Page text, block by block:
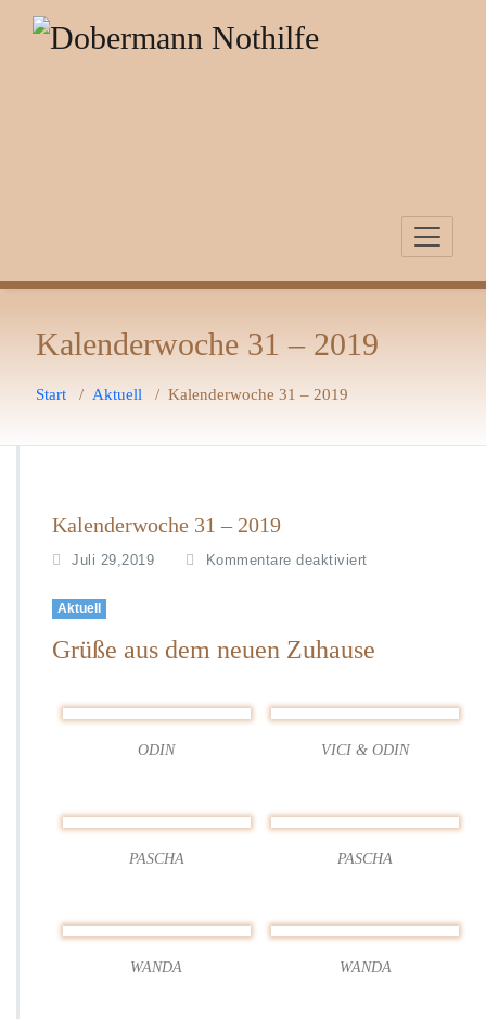
Zum
Kalenderwoche 31 – 2019
Start / Aktuell / Kalenderwoche 31 – 2019
Kalenderwoche 31 – 2019
Juli 29,2019 Kommentare deaktiviert
a
n
e
o
h
1
2
Aktuell
Grüße aus dem neuen Zuhause
ODIN VICI & ODIN
PASCHA PASCHA
WANDA WANDA